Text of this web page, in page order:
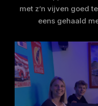
met z’n vijven goed
eens gehaald